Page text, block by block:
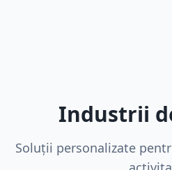
Industrii
Soluții personalizate